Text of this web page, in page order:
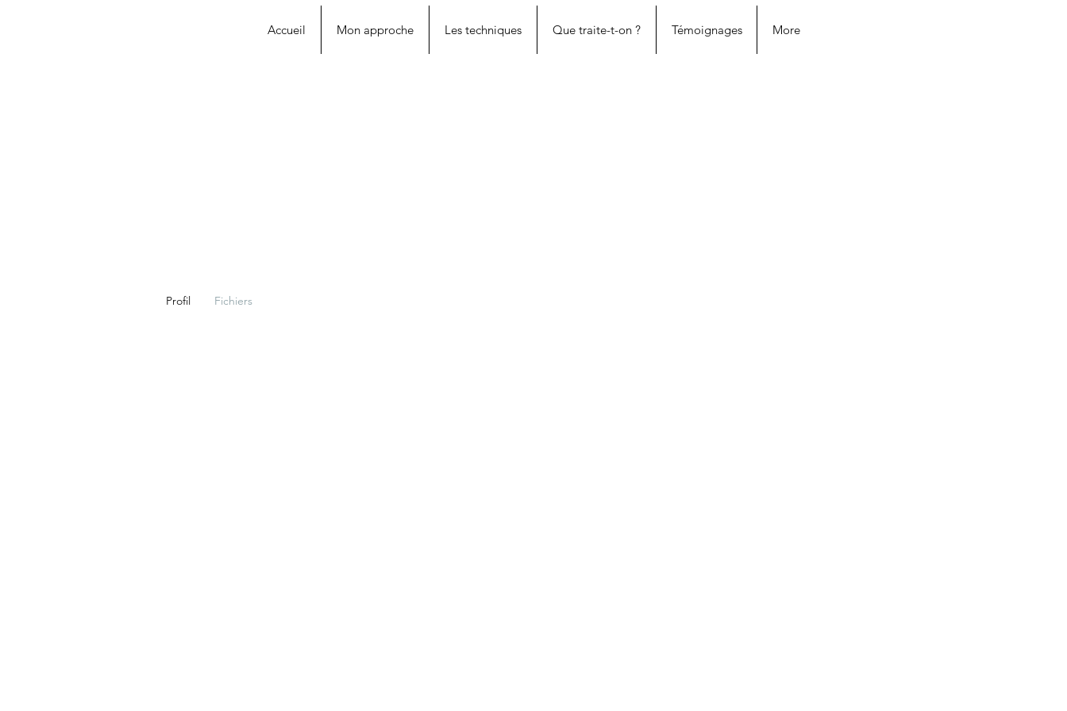
Accueil Mon approche Les techniques Que traite-t-on ? Témoignages More
Profil Fichiers